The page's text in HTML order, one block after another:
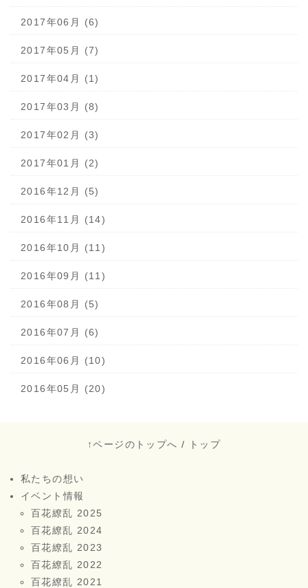
2017年06月 (6)
2017年05月 (7)
2017年04月 (1)
2017年03月 (8)
2017年02月 (3)
2017年01月 (2)
2016年12月 (5)
2016年11月 (14)
2016年10月 (11)
2016年09月 (11)
2016年08月 (5)
2016年07月 (6)
2016年06月 (10)
2016年05月 (20)
↑ページのトップへ / トップ
私たちの想い
イベント情報
百花繚乱 2025
百花繚乱 2024
百花繚乱 2023
百花繚乱 2022
百花繚乱 2021